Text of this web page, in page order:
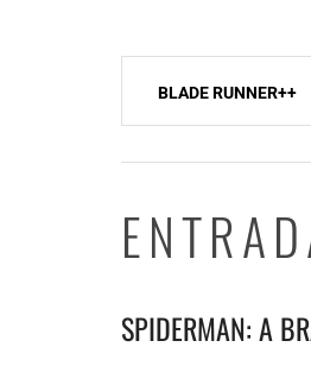
Navegación
de
entradas
BLADE RUNNER++
SPIDERMAN: A